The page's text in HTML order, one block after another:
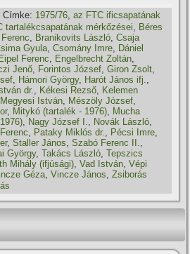
Címke: 1975/76 ,az FTC ificsapatának
tartalékcsapatának mérkőzései, Béres
, Branikovits László,Csaja
Gyula,Csomány Imre, Dániel
Eipel Ferenc, Engelbrecht Zoltán,
Jenő, Forintos József,Giron Zsolt,
, Hámori György, Harót János ifj.,
dr., Kékesi Rezső, Kelemen
Megyesi István, Mészöly József,
, Mitykó (tartalék - 1976), Mucha
, Nagy József I., Novák László,
, Pataky Miklós dr., Pécsi Imre,
,Staller János,Szabó Ferenc II.,
György,Takács László,Tepszics
Mihály (ifjúsági),Vad István,Vépi
Géza,Vincze János,Zsiborás